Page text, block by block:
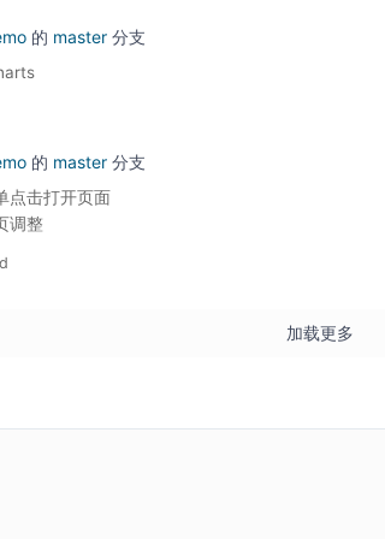
的 master分支
的 master分支
点击打开页面
调整
加载更多